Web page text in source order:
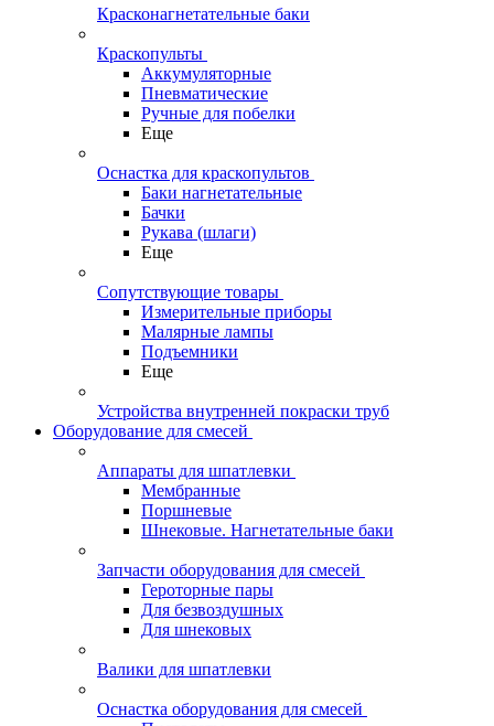
Красконагнетательные баки
Краскопульты
Аккумуляторные
Пневматические
Ручные для побелки
Еще
Оснастка для краскопультов
Баки нагнетательные
Бачки
Рукава (шлаги)
Еще
Сопутствующие товары
Измерительные приборы
Малярные лампы
Подъемники
Еще
Устройства внутренней покраски труб
Оборудование для смесей
Аппараты для шпатлевки
Мембранные
Поршневые
Шнековые. Нагнетательные баки
Запчасти оборудования для смесей
Героторные пары
Для безвоздушных
Для шнековых
Валики для шпатлевки
Оснастка оборудования для смесей